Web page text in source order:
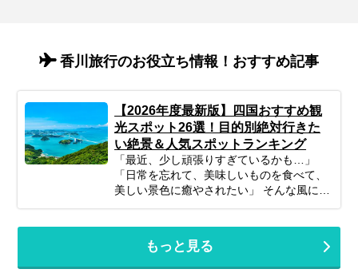
香川旅行のお役立ち情報！おすすめ記事
【2026年度最新版】四国おすすめ観
光スポット26選！目的別絶対行きた
い絶景＆人気スポットランキング
「最近、少し頑張りすぎているかも…」
「日常を忘れて、美味しいものを食べて、
美しい景色に癒やされたい」 そんな風に感
島の大迫力の自然、そして高知の透き通る
清流と、4県それぞれに全く異なる魅力が
もっと見る